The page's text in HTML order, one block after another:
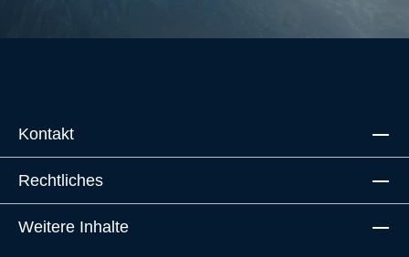
Kontakt
Rechtliches
Weitere Inhalte